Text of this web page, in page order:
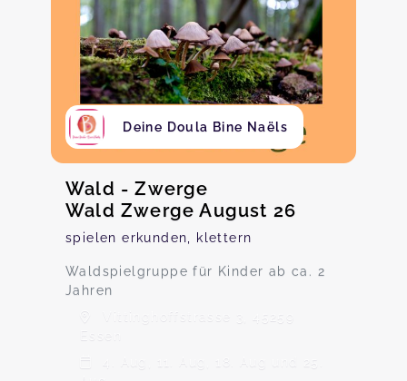
Deine Doula Bine Naëls
Wald - Zwerge
Wald Zwerge August 26
spielen erkunden, klettern
Waldspielgruppe für Kinder ab ca. 2
Jahren
Vittinghoffstrasse 3, 45259
Essen
4. Aug, 11. Aug, 18. Aug und 25.